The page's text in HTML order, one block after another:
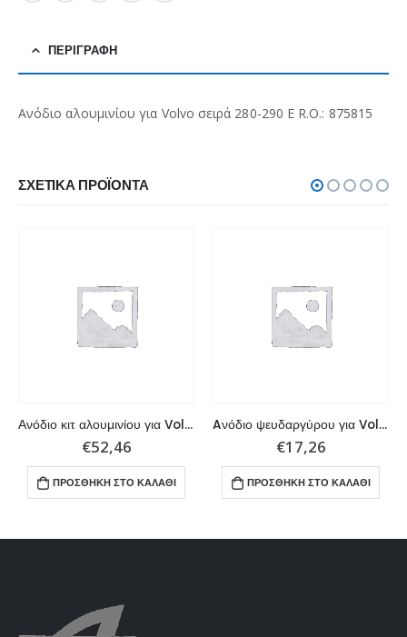
ΠΕΡΙΓΡΑΦΉ
Ανόδιο αλουμινίου για Volvo σειρά 280-290 E R.O.: 875815
ΣΧΕΤΙΚΆ ΠΡΟΪΌΝΤΑ
Ανόδιο κιτ αλουμινίου για Volvo
€52,46
ΠΡΟΣΘΉΚΗ ΣΤΟ ΚΑΛΆΘΙ
Aνόδιο ψευδαργύρου για Volvo σειρά SX Drive
€17,26
ΠΡΟΣΘΉΚΗ ΣΤΟ ΚΑΛΆΘΙ